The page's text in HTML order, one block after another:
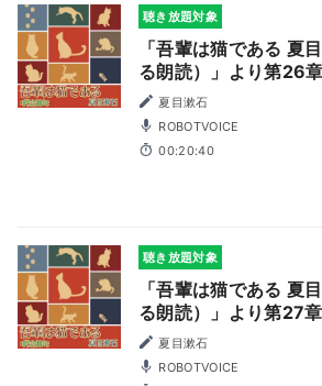
聴き放題対象
「吾輩は猫である 夏
る朗読）」より第26
聞く夏目漱石
ROBOTVOICE
00:20:40
聴き放題対象
「吾輩は猫である 夏
る朗読）」より第27
後 夏目漱石
ROBOTVOICE